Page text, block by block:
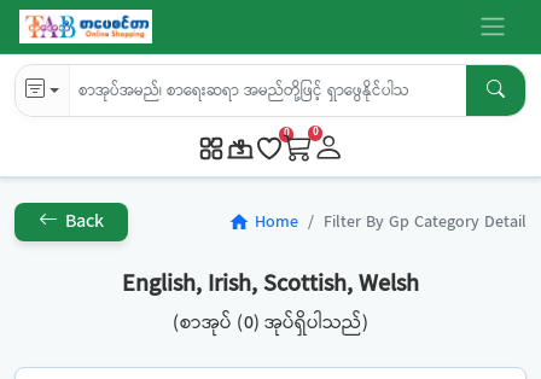
0 0
Back home Home Filter By Gp Category Detail
English, Irish, Scottish, Welsh
(စာအုပ် (0) အုပ်ရှိပါသည်)